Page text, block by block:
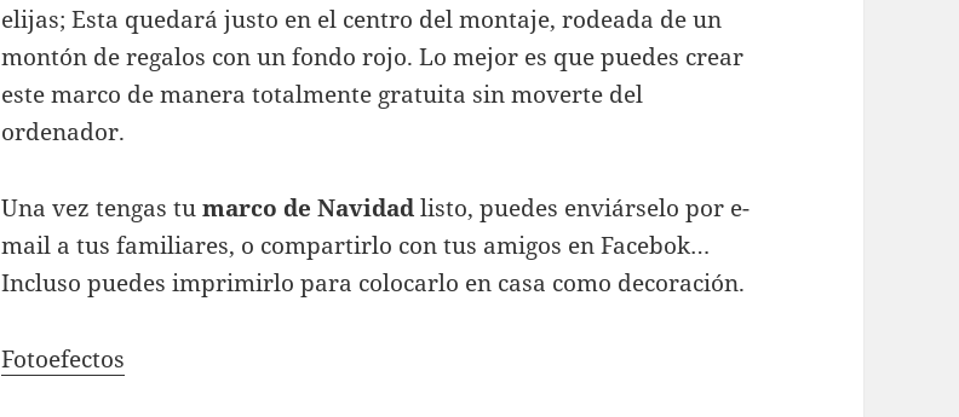
elijas; Esta quedará justo en el centro del montaje, rodeada de un
montón de regalos con un fondo rojo. Lo mejor es que puedes crear
este marco de manera totalmente gratuita sin moverte del
ordenador.
Una vez tengas tumarco de Navidadlisto, puedes enviárselo por e-
mail a tus familiares, o compartirlo con tus amigos en Facebok…
Incluso puedes imprimirlo para colocarlo en casa como decoración.
Fotoefectos